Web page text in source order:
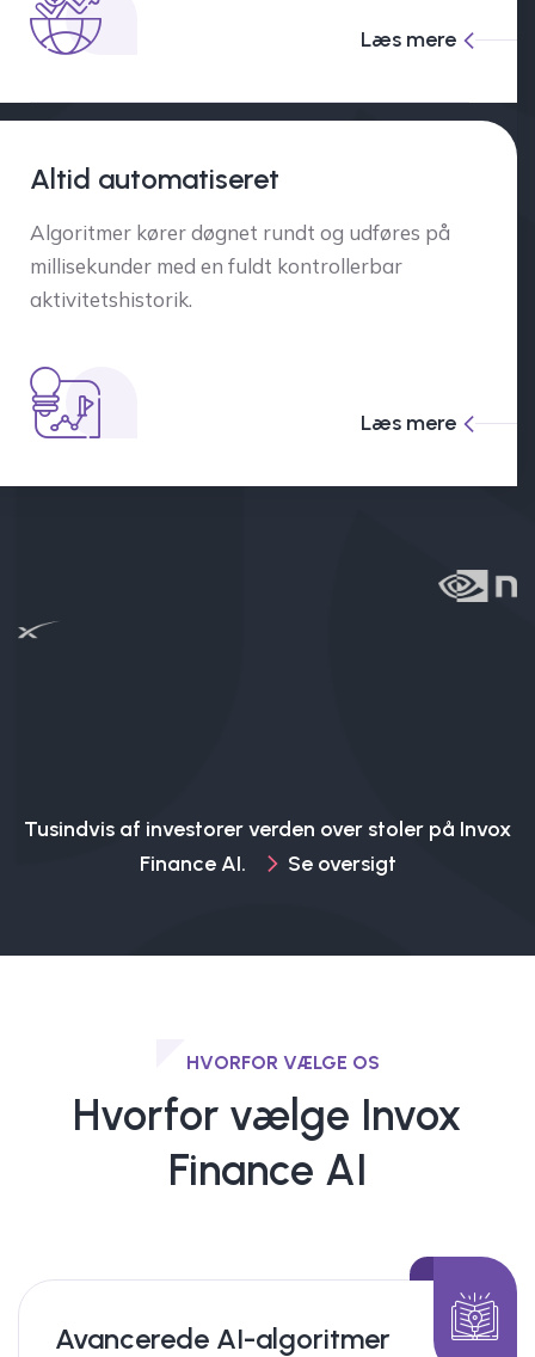
Læs mere
Altid automatiseret
Algoritmer kører døgnet rundt og udføres på
millisekunder med en fuldt kontrollerbar
aktivitetshistorik.
Læs mere
Tusindvis af investorer verden over stoler på Invox
Finance AI.
Se oversigt
HVORFOR VÆLGE OS
Hvorfor vælge Invox
Finance AI
Avancerede AI-algoritmer